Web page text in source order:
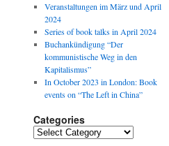
Veranstaltungen im März und April
2024
Series of book talks in April 2024
Buchankündigung “Der
kommunistische Weg in den
Kapitalismus”
In October 2023 in London: Book
events on “The Left in China”
Categories
Categories